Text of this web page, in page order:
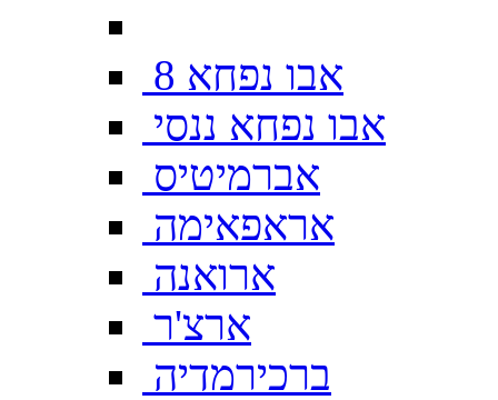
אבו נפחא 8
אבו נפחא ננסי
אברמיטיס
אראפאימה
ארואנה
ארצ'ר
ברכירמדיה